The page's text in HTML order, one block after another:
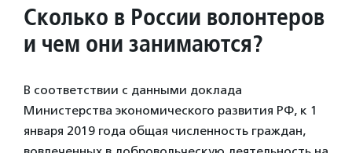
Сколько в России волонтеров
и чем они занимаются?
В соответствии с данными доклада
Министерства экономического развития РФ, к 1
января 2019 года общая численность граждан,